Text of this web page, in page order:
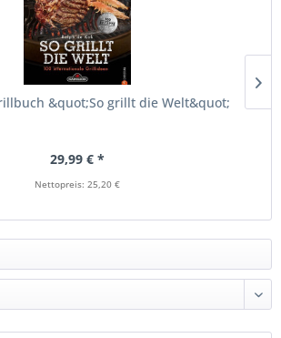
&quot;So grillt die Welt&quot;
29,99 € *
Nettopreis: 25,20 €